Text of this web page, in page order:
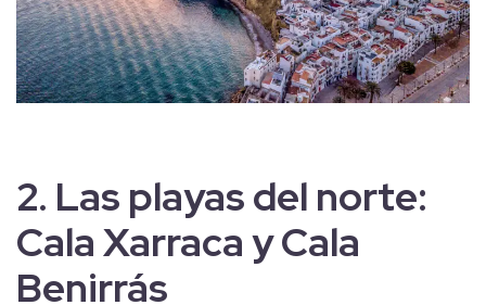
2. Las playas del norte:
Cala Xarraca y Cala
Benirrás